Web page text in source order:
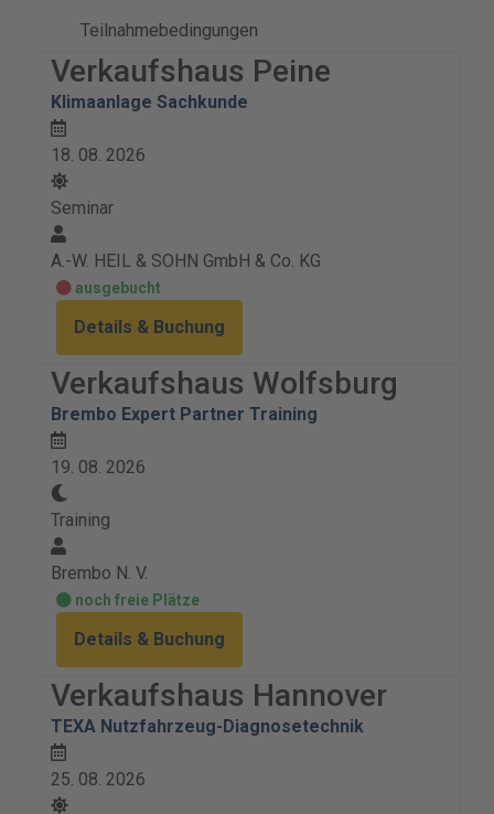
Teilnahmebedingungen
Verkaufshaus Peine
Klimaanlage Sachkunde
18. 08. 2026
Seminar
A.-W. HEIL & SOHN GmbH & Co. KG
ausgebucht
Details & Buchung
Verkaufshaus Wolfsburg
Brembo Expert Partner Training
19. 08. 2026
Training
Brembo N. V.
noch freie Plätze
Details & Buchung
Verkaufshaus Hannover
TEXA Nutzfahrzeug-Diagnosetechnik
25. 08. 2026